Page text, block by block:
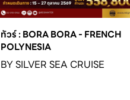
ทัวร์ : BORA BORA - FRENCH
POLYNESIA
PARADISE IN PACIFIC
BY SILVER SEA CRUISE